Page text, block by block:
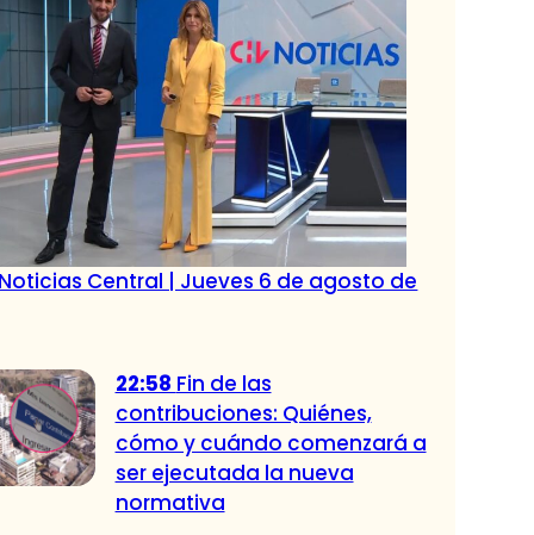
Central | Jueves 6 de agosto de
22:58 Fin de las
contribuciones: Quiénes,
cómo y cuándo comenzará a
ser ejecutada la nueva
normativa